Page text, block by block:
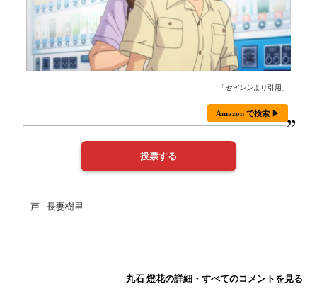
「セイレンより引用」
Amazon で検索 ▶
声 - 長妻樹里
丸石 燈花の詳細・すべてのコメントを見る